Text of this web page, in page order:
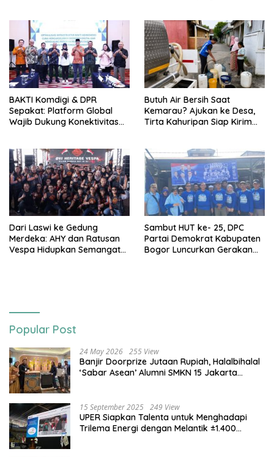
BAKTI Komdigi & DPR
Sepakat: Platform Global
Wajib Dukung Konektivitas
Butuh Air Bersih Saat
Kemarau? Ajukan ke Desa,
Tirta Kahuripan Siap Kirim
Dari Laswi ke Gedung
Merdeka: AHY dan Ratusan
Vespa Hidupkan Semangat
Sambut HUT ke- 25, DPC
Partai Demokrat Kabupaten
Bogor Luncurkan Gerakan
Popular Post
24 May 2026 255 View
Banjir Doorprize Jutaan Rupiah, Halalbihalal
‘Sabar Asean’ Alumni SMKN 15 Jakarta
15 September 2025 249 View
UPER Siapkan Talenta untuk Menghadapi
Trilema Energi dengan Melantik ±1.400